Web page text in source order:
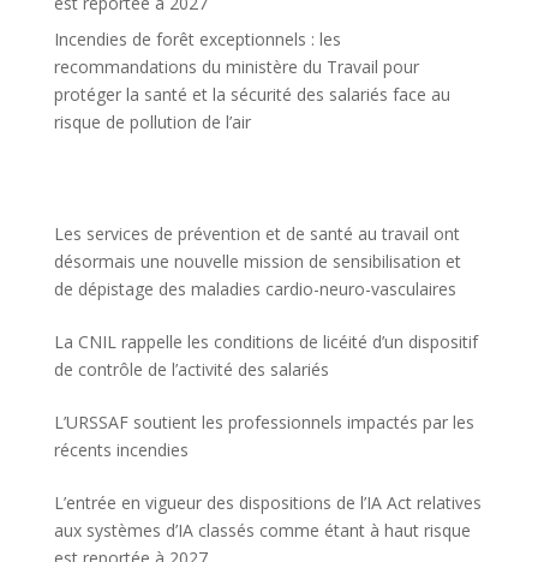
Incendies de forêt exceptionnels : les
recommandations du ministère du Travail pour
protéger la santé et la sécurité des salariés face au
risque de pollution de l’air
Les services de prévention et de santé au travail ont
désormais une nouvelle mission de sensibilisation et
de dépistage des maladies cardio-neuro-vasculaires
La CNIL rappelle les conditions de licéité d’un dispositif
de contrôle de l’activité des salariés
L’URSSAF soutient les professionnels impactés par les
récents incendies
L’entrée en vigueur des dispositions de l’IA Act relatives
aux systèmes d’IA classés comme étant à haut risque